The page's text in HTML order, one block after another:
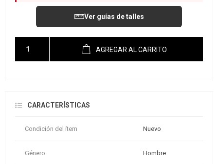
Ver guías de talles
AGREGAR AL CARRITO
CARACTERÍSTICAS
Condición del ítem Nuevo
Género Hombre